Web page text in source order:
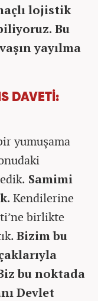
lojistik
Bu
yayılma
DAVETİ:
yumuşama
Samimi
Kendilerine
birlikte
Bizim bu
bu noktada
Devlet